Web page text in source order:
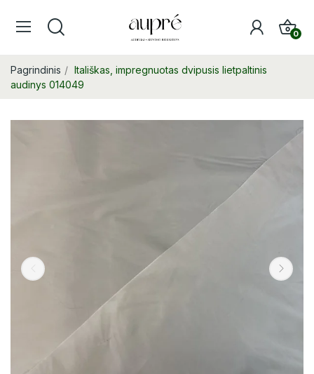
0
Pagrindinis
Itališkas, impregnuotas dvipusis lietpaltinis
audinys 014049